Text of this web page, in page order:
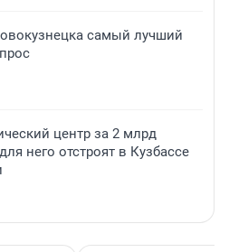
самый лучший
центр за 2 млрд
него отстроят в Кузбассе